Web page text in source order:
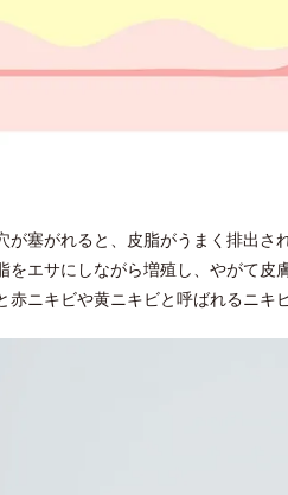
が塞がれると、皮脂がうまく排出
をエサにしながら増殖し、やがて
赤ニキビや黄ニキビと呼ばれるニキ